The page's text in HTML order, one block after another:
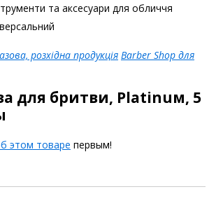
та аксесуари для обличчя
розхідна продукція Barber Shop для
для бритви, Platinuм, 5
этом товаре первым!